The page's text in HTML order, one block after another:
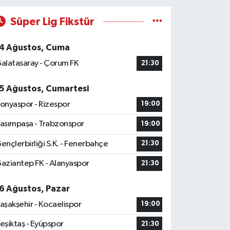
Süper Lig Fikstür
Ağustos, Cuma
- Çorum FK
21:30
Ağustos, Cumartesi
- Rizespor
19:00
- Trabzonspor 19:00
S.K. - Fenerbahçe 21:30
FK - Alanyaspor 21:30
Ağustos, Pazar
- Kocaelispor
19:00
- Eyüpspor 21:30